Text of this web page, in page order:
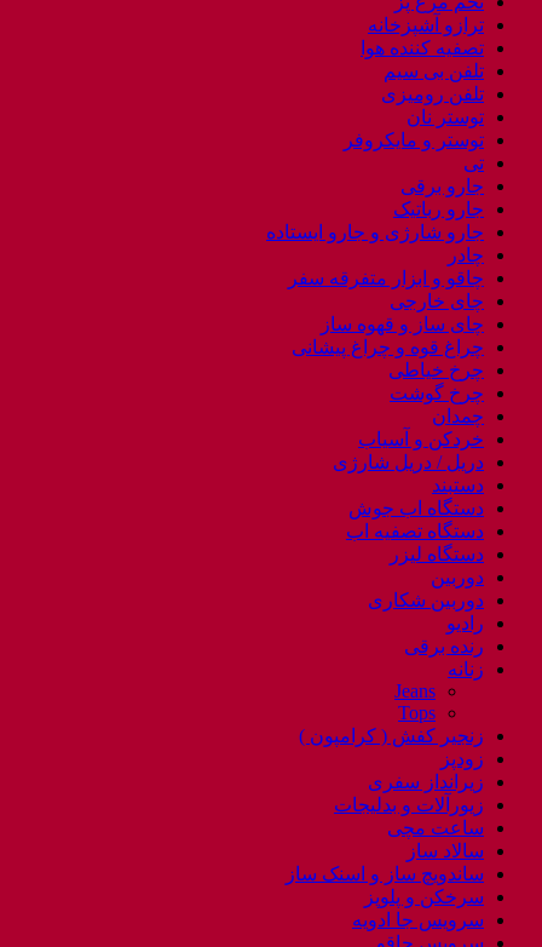
ترازو آشپزخانه
تصفیه کننده هوا
تلفن بی سیم
تلفن رومیزی
توستر نان
توستر و مایکروفر
تی
جارو برقی
جارو رباتیک
جارو شارژی و جارو ایستاده
چادر
چاقو و ابزار متفرقه سفر
چای خارجی
چای ساز و قهوه ساز
چراغ قوه و چراغ پیشانی
چرخ خیاطی
چرخ گوشت
چمدان
خردکن و آسیاب
دریل / دریل شارژی
دستبند
دستگاه اب جوش
دستگاه تصفیه اب
دستگاه لیزر
دوربین
دوربین شکاری
رادیو
رنده برقی
زنانه
Jeans
Tops
زنجیر کفش ( کرامپون )
زودپز
زیرانداز سفری
زیورآلات و بدلیجات
ساعت مچی
سالاد ساز
ساندویچ ساز و اسنک ساز
سرخکن و پلوپز
سرویس جا ادویه
سرویس چاقو